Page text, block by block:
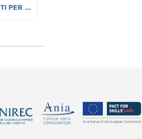
MANOVRA: L’AUMENTO DEI COSTI PER LA REVISIONE AUTO PENALIZZERÀ SOPRATTUTTO LE FAMIGLIE CHE NON POSSONO PERMETTERSI UN’AUTO NUOVA.